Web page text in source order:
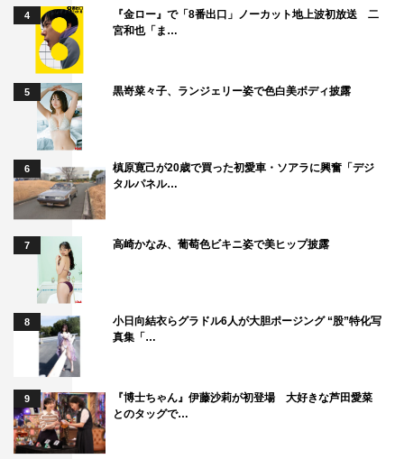
4
『金ロー』で「8番出口」ノーカット地上波初放送 二
宮和也「ま…
5 黒嵜菜々子、ランジェリー姿で色白美ボディ披露
6
槙原寛己が20歳で買った初愛車・ソアラに興奮「デジ
タルパネル…
7 高崎かなみ、葡萄色ビキニ姿で美ヒップ披露
8
小日向結衣らグラドル6人が大胆ポージング “股”特化写
真集「…
9
『博士ちゃん』伊藤沙莉が初登場 大好きな芦田愛菜
とのタッグで…